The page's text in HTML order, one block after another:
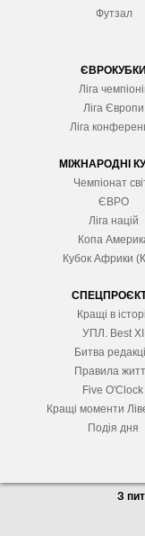
Футзал
ЄВРОКУБКИ
Ліга
Ліга Європи
Ліга
МІЖНАРОДНІ
Чемпіонат
ЄВРО
Ліга націй
Копа
Кубок Африки
Кращі в
УПЛ. Best XІ
Битва
Правила
Five O'Clock
Кращі моменти
Подія дня
З